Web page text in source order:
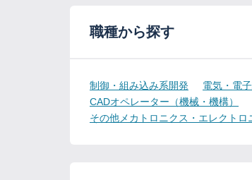
職種から探す
制御・組み込み系開発 電気・電
CADオペレーター（機械・機構）
その他メカトロニクス・エレクトロ